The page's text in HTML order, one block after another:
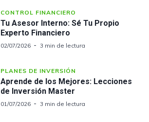
CONTROL FINANCIERO
Tu Asesor Interno: Sé Tu Propio
Experto Financiero
02/07/2026 3 min de lectura
PLANES DE INVERSIÓN
Aprende de los Mejores: Lecciones
de Inversión Master
01/07/2026 3 min de lectura